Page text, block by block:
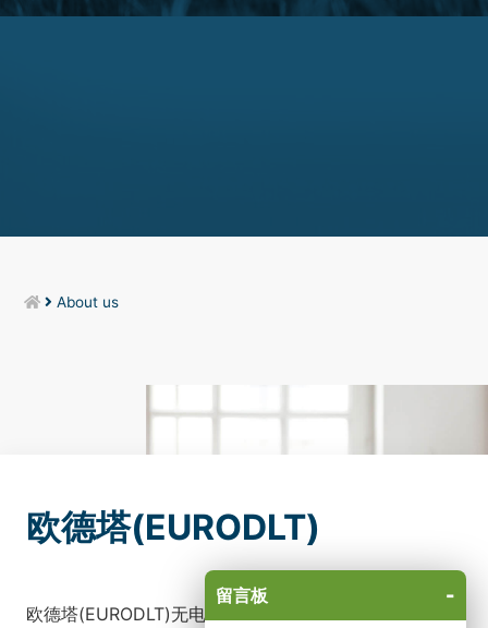
About us
欧德塔(EURODLT)
欧德塔(EURODLT)无电软水机及中央净水机产品由位于
留言板 -